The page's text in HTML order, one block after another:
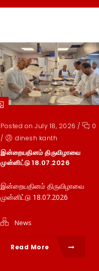
Posted on July 18, 2026 /
0
/
dinesh kanth
இன்றையதினம் திருவிழாவை
முன்னிட்டு 18.07.2026
இன்றையதினம் திருவிழாவை
முன்னிட்டு 18.07.2026
News
Read More